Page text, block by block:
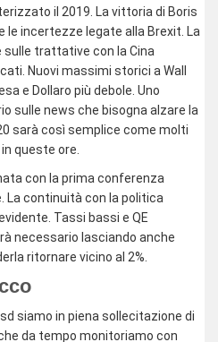
il 2019. La vittoria di Boris
le incertezze legate alla Brexit. La
sulle trattative con la Cina
Nuovi massimi storici a Wall
e Dollaro più debole. Uno
sulle news che bisogna alzare la
sarà così semplice come molti
queste ore.
con la prima conferenza
La continuità con la politica
Tassi bassi e QE
necessario lasciando anche
ritornare vicino al 2%.
siamo in piena sollecitazione di
da tempo monitoriamo con